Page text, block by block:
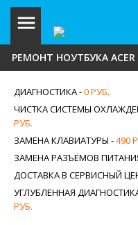
РЕМОНТ НОУТБУКА ACER
ДИАГНОСТИКА -0 РУБ.
ЧИСТКА СИСТЕМЫ
РУБ.
ЗАМЕНА КЛАВИАТУРЫ -490
ЗАМЕНА РАЗЪЁМОВ
ДОСТАВКА В СЕРВИСНЫЙ
УГЛУБЛЕННАЯ
РУБ.